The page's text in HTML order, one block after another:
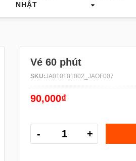
NHẬT
Vé 60 phút
SKU:JA010101002_JAOF007
90,000₫